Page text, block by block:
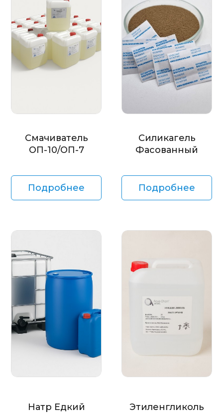
Смачиватель
ОП-10/ОП-7
Подробнее
Силикагель
Фасованный
Подробнее
Натр Едкий Этиленгликоль